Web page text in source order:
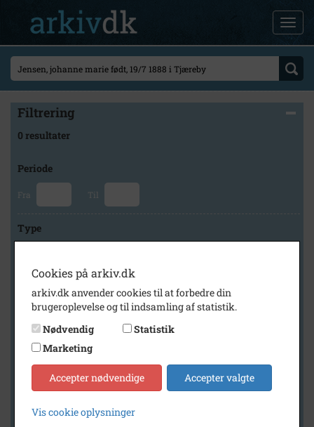
Filtrering
0 resultater
Periode
Fra Til
Type
Arkiv
Lokalarkivet Alsønderup -Tjæreby
Generelt
Cookies på arkiv.dk
arkiv.dk anvender cookies til at forbedre din
brugeroplevelse og til indsamling af statistik.
Nødvendig
Statistik
Marketing
Accepter nødvendige Accepter valgte
Vis cookie oplysninger